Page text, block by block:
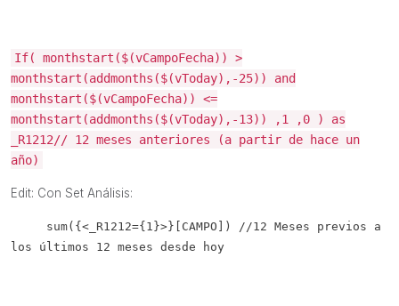
If( monthstart($(vCampoFecha)) >
monthstart(addmonths($(vToday),-25)) and
monthstart($(vCampoFecha)) <=
monthstart(addmonths($(vToday),-13)) ,1 ,0 ) as
_R1212// 12 meses anteriores (a partir de hace un
año)
Edit: Con Set Análisis:
sum({<_R1212={1}>}[CAMPO]) //12 Meses previos a
los últimos 12 meses desde hoy